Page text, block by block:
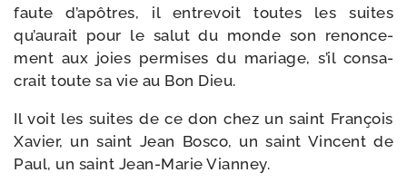
faute d’apôtres, il entre­voit toutes les suites
qu’aurait pour le salut du monde son renon­ce­
ment aux joies per­mises du mariage, s’il consa­
crait toute sa vie au Bon Dieu.
Il voit les suites de ce don chez un saint François
Xavier, un saint Jean Bosco, un saint Vincent de
Paul, un saint Jean-​Marie Vianney.